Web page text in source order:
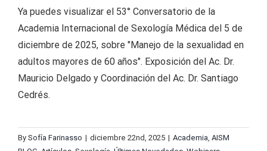
Ya puedes visualizar el 53° Conversatorio de la
Academia Internacional de Sexología Médica del 5 de
diciembre de 2025, sobre "Manejo de la sexualidad en
adultos mayores de 60 años". Exposición del Ac. Dr.
Mauricio Delgado y Coordinación del Ac. Dr. Santiago
Cedrés.
By Sofía Farinasso | diciembre 22nd, 2025 | Academia, AISM